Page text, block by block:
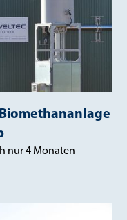
Biomethananlage
nur 4 Monaten